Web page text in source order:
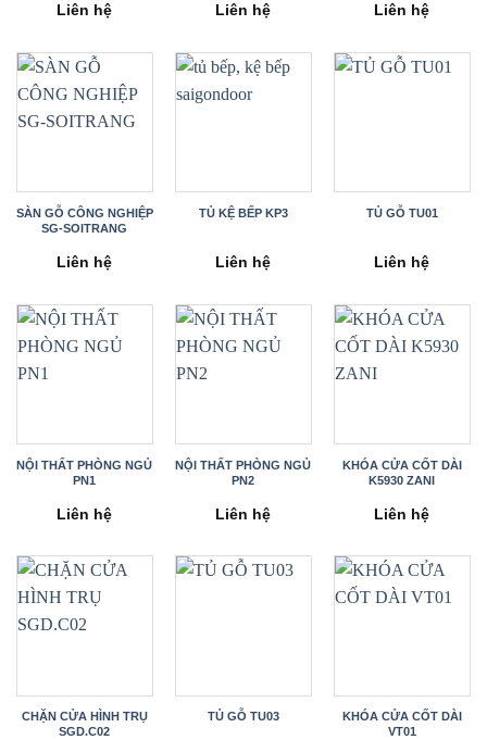
Liên hệ Liên hệ Liên hệ
SÀN GỖ CÔNG NGHIỆP
SG-SOITRANG
Liên hệ
TỦ KỆ BẾP KP3
Liên hệ
TỦ GỖ TU01
Liên hệ
NỘI THẤT PHÒNG NGỦ
PN1
Liên hệ
NỘI THẤT PHÒNG NGỦ
PN2
Liên hệ
KHÓA CỬA CỐT DÀI
K5930 ZANI
Liên hệ
CHẶN CỬA HÌNH TRỤ
SGD.C02
TỦ GỖ TU03
KHÓA CỬA CỐT DÀI
VT01